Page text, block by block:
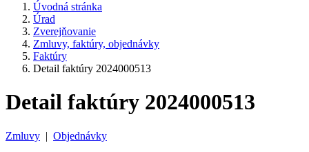
Úvodná stránka
Úrad
Zverejňovanie
Zmluvy, faktúry, objednávky
Faktúry
Detail faktúry 2024000513
Detail faktúry 2024000513
Zmluvy | Objednávky